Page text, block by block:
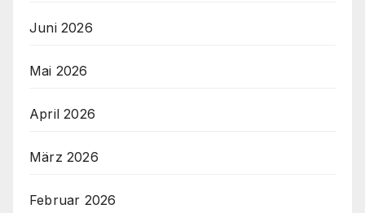
Juni 2026
Mai 2026
April 2026
März 2026
Februar 2026